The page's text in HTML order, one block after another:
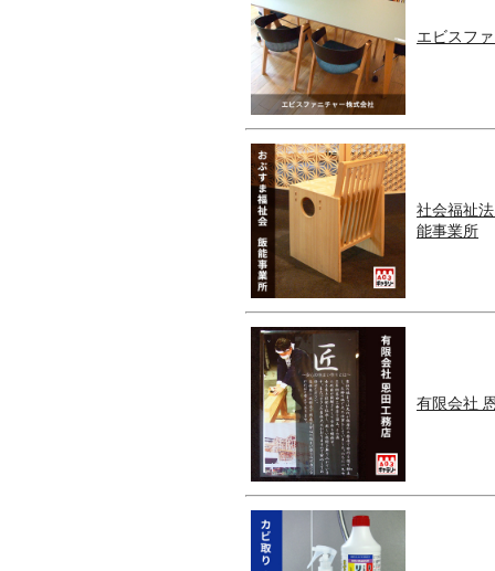
エビスフ
社会福祉
能事業所
有限会社